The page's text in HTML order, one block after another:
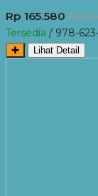
Rp 165.580 Rp
Tersedia / 978-
✚ Lihat Detail